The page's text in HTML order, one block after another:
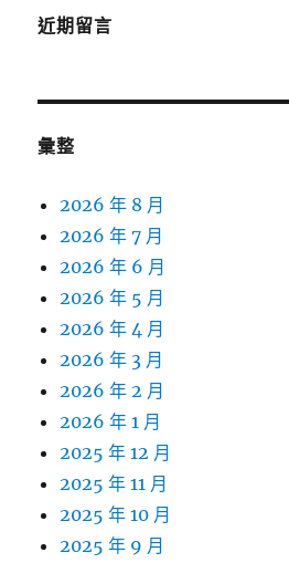
近期留言
彙整
2026 年 8 月
2026 年 7 月
2026 年 6 月
2026 年 5 月
2026 年 4 月
2026 年 3 月
2026 年 2 月
2026 年 1 月
2025 年 12 月
2025 年 11 月
2025 年 10 月
2025 年 9 月